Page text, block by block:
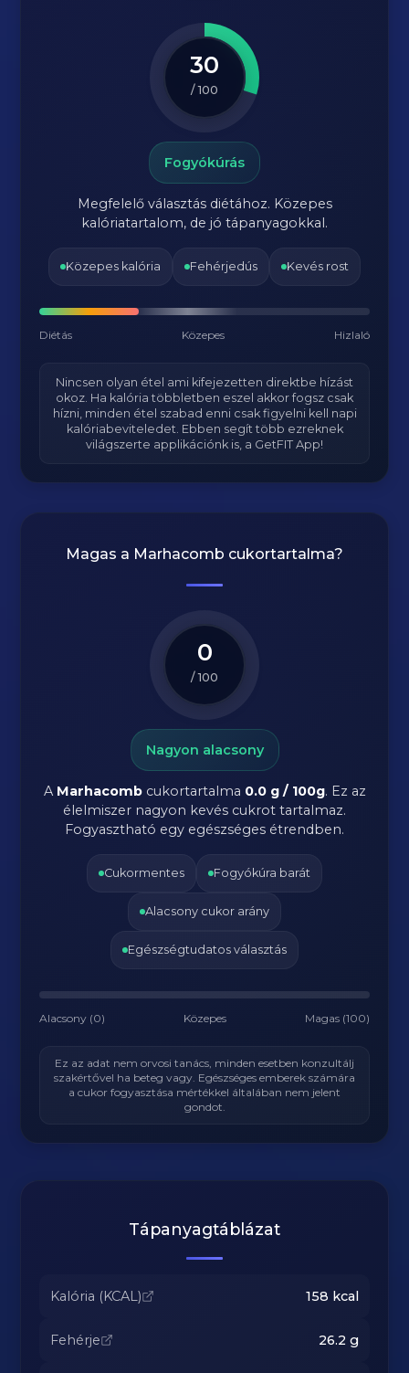
30
/ 100
Fogyókúrás
Megfelelő választás diétához. Közepes
kalóriatartalom, de jó tápanyagokkal.
Közepes kalória Fehérjedús Kevés rost
Diétás Közepes Hizlaló
Nincsen olyan étel ami kifejezetten direktbe hízást
okoz. Ha kalória többletben eszel akkor fogsz csak
hízni, minden étel szabad enni csak figyelni kell napi
kalóriabeviteledet. Ebben segít több ezreknek
világszerte applikációnk is, a GetFIT App!
Magas a Marhacomb cukortartalma?
0
/ 100
Nagyon alacsony
A Marhacombcukortartalma 0.0 g / 100g. Ez az
élelmiszer nagyon kevés cukrot tartalmaz.
Fogyasztható egy egészséges étrendben.
Cukormentes Fogyókúra barát
Alacsony cukor arány
Egészségtudatos választás
Alacsony (0) Közepes Magas (100)
Ez az adat nem orvosi tanács, minden esetben konzultálj
szakértővel ha beteg vagy. Egészséges emberek számára
a cukor fogyasztása mértékkel általában nem jelent
gondot.
Tápanyagtáblázat
Kalória (KCAL) 158 kcal
Fehérje 26.2 g